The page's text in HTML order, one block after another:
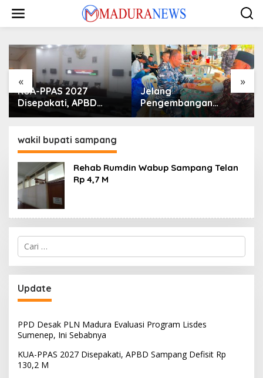
konten
« »
KUA-PPAS 2027
Disepakati, APBD
Sampang Defisit Rp
Jelang
Pengembangan
Lapangan Hidayah,
Nelayan Sampang
wakil bupati sampang
Rehab Rumdin Wabup Sampang Telan
Rp 4,7 M
Cari
untuk:
Update
PPD Desak PLN Madura Evaluasi Program Lisdes
Sumenep, Ini Sebabnya
KUA-PPAS 2027 Disepakati, APBD Sampang Defisit Rp
130,2 M